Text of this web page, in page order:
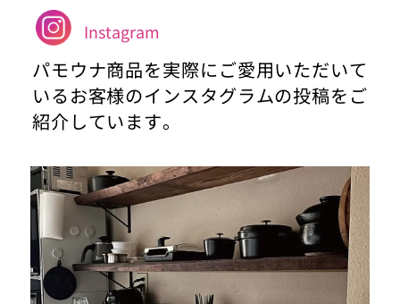
Instagram
パモウナ商品を実際にご愛用いただいて
いるお客様のインスタグラムの投稿をご
紹介しています。